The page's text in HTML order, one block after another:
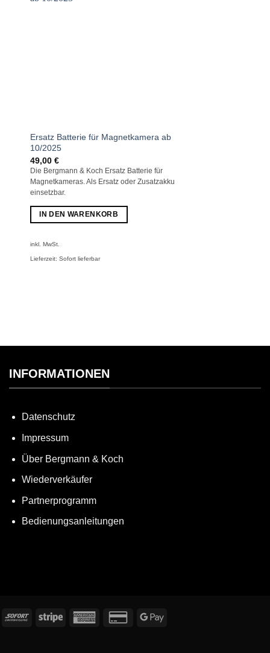
Ersatz Batterie für Magnetkamera ab
10/2025
49,00 €
Die Bergmann & Koch Ersatz Batterie für
Magnetkameras. Als Ersatz oder Zusatzakku
einsetzbar.
IN DEN WARENKORB
inkl. MwSt.
Lieferzeit: Sofort lieferbar
INFORMATIONEN
Datenschutz
Impressum
Über Bergmann & Koch
Wiederverkäufer
Partnerprogramm
Bedienungsanleitungen
RechungSofort Stripe
American
Credit
Google